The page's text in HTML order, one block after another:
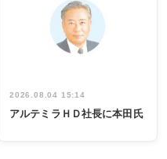
2026.08.04 15:14
アルテミラＨＤ社長に本田氏